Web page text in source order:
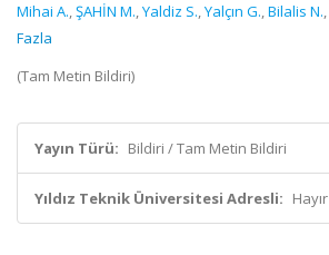
Mihai A.,ŞAHİN M.,Yaldiz S.,Yalçın G.,Bilalis N.,
Fazla
(Tam Metin Bildiri)
Yayın Türü: Bildiri / Tam Metin Bildiri
Yıldız Teknik Üniversitesi Adresli: Hayır